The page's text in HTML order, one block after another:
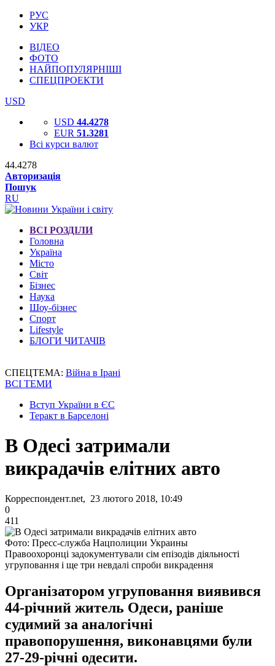
РУС
УКР
ВІДЕО
ФОТО
НАЙПОПУЛЯРНІШІ
СПЕЦПРОЕКТИ
USD
USD 44.4278
EUR 51.3281
Всі курси валют
44.4278
Авторизація
Пошук
RU
ВСІ РОЗДІЛИ
Головна
Україна
Місто
Світ
Бізнес
Наука
Шоу-бізнес
Спорт
Lifestyle
БЛОГИ ЧИТАЧІВ
СПЕЦТЕМА: Війна в Ірані
ВСІ ТЕМИ
Вступ України в ЄС
Теракт в Барселоні
В Одесі затримали
викрадачів елітних авто
Корреспондент.net, 23 лютого 2018, 10:49
0
411
Фото: Пресс-служба Нацполиции Украины
Правоохоронці задокументували сім епізодів діяльності
угруповання і ще три невдалі спроби викрадення
Організатором угруповання виявився
44-річний житель Одеси, раніше
судимий за аналогічні
правопорушення, виконавцями були
27-29-річні одесити.